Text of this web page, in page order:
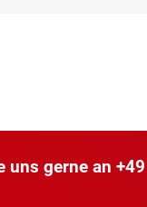
uns gerne an